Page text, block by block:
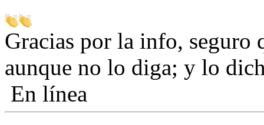
Gracias por la info, seguro
aunque no lo diga; y lo
En línea